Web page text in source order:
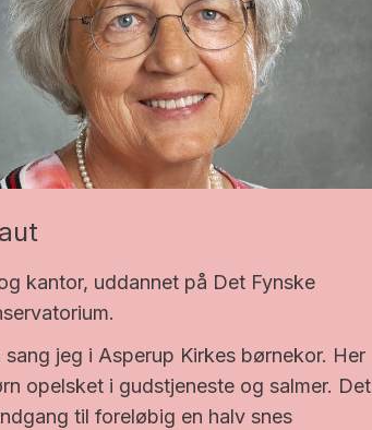
kantor, uddannet på Det Fynske
sang jeg i Asperup Kirkes børnekor. Her
opelsket i gudstjeneste og salmer. Det
til foreløbig en halv snes